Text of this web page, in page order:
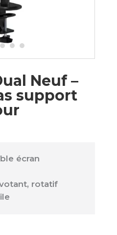
Neuf –
support
écran
rotatif